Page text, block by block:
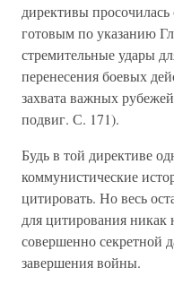
директивы
готовым по указанию
стремительные удары
перенесения боевых
захвата важных
подвиг. С. 171).
Будь в той директиве
коммунистические
цитировать. Но весь
для цитирования никак
совершенно секретной
завершения войны.